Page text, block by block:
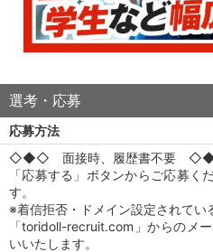
選考・応募
応募方法
◇◆◇ 面接時、履歴書不要
「応募する」ボタンからご応募く
す。
※着信拒否・ドメイン設定されてい
「toridoll-recruit.com」からのメ
いいたします。